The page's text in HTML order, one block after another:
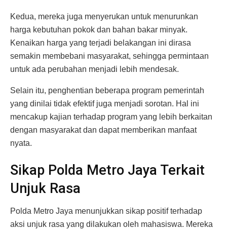
Kedua, mereka juga menyerukan untuk menurunkan
harga kebutuhan pokok dan bahan bakar minyak.
Kenaikan harga yang terjadi belakangan ini dirasa
semakin membebani masyarakat, sehingga permintaan
untuk ada perubahan menjadi lebih mendesak.
Selain itu, penghentian beberapa program pemerintah
yang dinilai tidak efektif juga menjadi sorotan. Hal ini
mencakup kajian terhadap program yang lebih berkaitan
dengan masyarakat dan dapat memberikan manfaat
nyata.
Sikap Polda Metro Jaya Terkait
Unjuk Rasa
Polda Metro Jaya menunjukkan sikap positif terhadap
aksi unjuk rasa yang dilakukan oleh mahasiswa. Mereka